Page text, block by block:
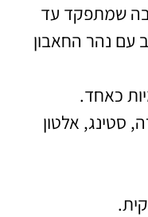
יוונית כמובן בעל כ 5000 מקומות ישיבה שמתפקד עד
עם נהר החאבון
סטינג, אלטון